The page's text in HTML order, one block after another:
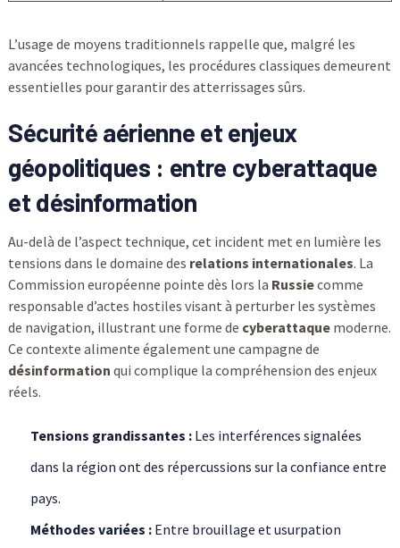
L’usage de moyens traditionnels rappelle que, malgré les
avancées technologiques, les procédures classiques demeurent
essentielles pour garantir des atterrissages sûrs.
Sécurité aérienne et enjeux
géopolitiques : entre cyberattaque
et désinformation
Au-delà de l’aspect technique, cet incident met en lumière les
tensions dans le domaine des relations internationales. La
Commission européenne pointe dès lors la Russiecomme
responsable d’actes hostiles visant à perturber les systèmes
de navigation, illustrant une forme de cyberattaquemoderne.
Ce contexte alimente également une campagne de
désinformation qui complique la compréhension des enjeux
réels.
Tensions grandissantes :Les interférences signalées
dans la région ont des répercussions sur la confiance entre
pays.
Méthodes variées :Entre brouillage et usurpation